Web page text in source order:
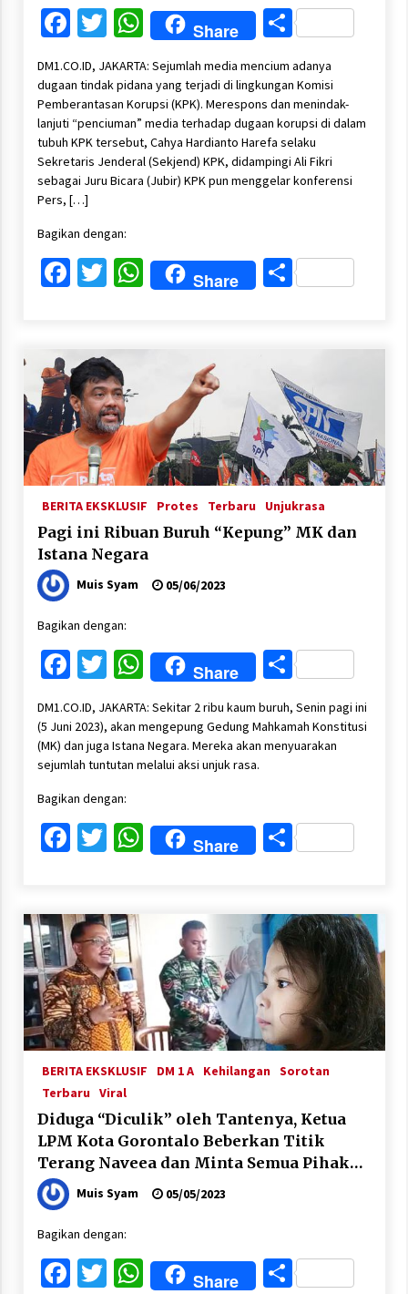
Facebook
Twitter
WhatsApp
Share Share
DM1.CO.ID, JAKARTA: Sejumlah media mencium adanya
dugaan tindak pidana yang terjadi di lingkungan Komisi
Pemberantasan Korupsi (KPK). Merespons dan menindak-
lanjuti “penciuman” media terhadap dugaan korupsi di dalam
tubuh KPK tersebut, Cahya Hardianto Harefa selaku
Sekretaris Jenderal (Sekjend) KPK, didampingi Ali Fikri
sebagai Juru Bicara (Jubir) KPK pun menggelar konferensi
Pers, […]
Bagikan dengan:
Facebook
Twitter
WhatsApp
Share Share
BERITA EKSKLUSIF Protes Terbaru Unjukrasa
Pagi ini Ribuan Buruh “Kepung” MK dan
Istana Negara
Muis Syam 05/06/2023
Bagikan dengan:
Facebook
Twitter
WhatsApp
Share Share
DM1.CO.ID, JAKARTA: Sekitar 2 ribu kaum buruh, Senin pagi ini
(5 Juni 2023), akan mengepung Gedung Mahkamah Konstitusi
(MK) dan juga Istana Negara. Mereka akan menyuarakan
sejumlah tuntutan melalui aksi unjuk rasa.
Bagikan dengan:
Facebook
Twitter
WhatsApp
Share Share
BERITA EKSKLUSIF DM 1 A Kehilangan Sorotan
Terbaru Viral
Diduga “Diculik” oleh Tantenya, Ketua
LPM Kota Gorontalo Beberkan Titik
Terang Naveea dan Minta Semua Pihak
TenangMuis Syam 05/05/2023
Bagikan dengan:
Facebook
Twitter
WhatsApp
Share Share